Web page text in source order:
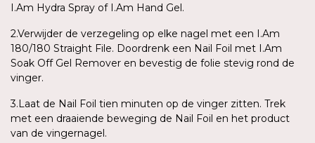
I.Am Hydra Spray of I.Am Hand Gel.
2.Verwijder de verzegeling op elke nagel met een I.Am
180/180 Straight File. Doordrenk een Nail Foil met I.Am
Soak Off Gel Remover en bevestig de folie stevig rond de
vinger.
3.Laat de Nail Foil tien minuten op de vinger zitten. Trek
met een draaiende beweging de Nail Foil en het product
van de vingernagel.